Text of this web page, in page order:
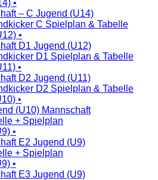
•
– C Jugend (U14)
C Spielplan & Tabelle
•
D1 Jugend (U12)
D1 Spielplan & Tabelle
•
D2 Jugend (U11)
D2 Spielplan & Tabelle
•
(U10) Mannschaft
+ Spielplan
•
E2 Jugend (U9)
+ Spielplan
•
E3 Jugend (U9)